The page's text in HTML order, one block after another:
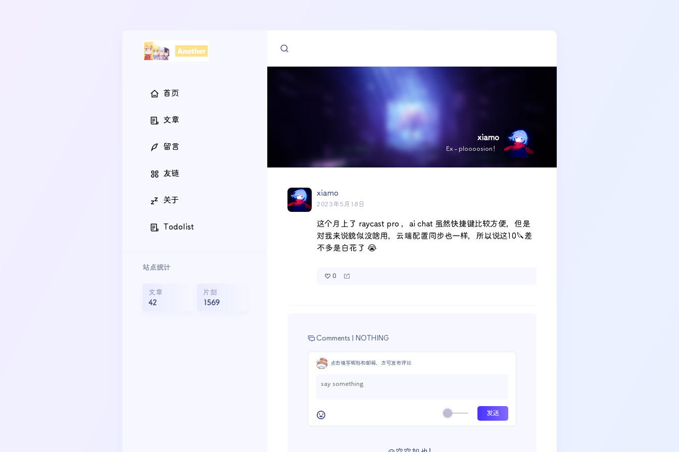
首页
文章
留言
友链
关于
Todolist
站点统计
文章
42
片刻
1569
xiamo
Ex - ploooosion！
xiamo
2023年5月18日
这个月上了 raycast pro ，ai chat 虽然快捷键比较方便，但是
对我来说貌似没啥用，云端配置同步也一样，所以说这10🔪差
不多是白花了 😭
0
Comments | NOTHING
点击填写昵称和邮箱，方可发布评论